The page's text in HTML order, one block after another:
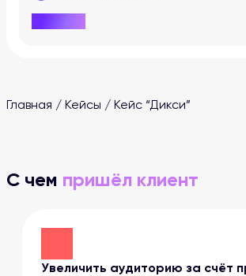
Главная / Кейсы / Кейс “Дикси”
С чем пришёл клиент
Увеличить аудиторию за счёт